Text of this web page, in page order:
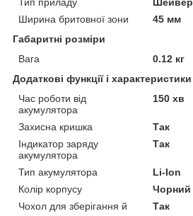
Ширина бритовної зони
45 мм
Габаритні розміри
Вага
0.12 кг
Додаткові функції і характеристики
Час роботи від
акумулятора
150 хв
Захисна кришка
Так
Індикатор заряду
акумулятора
Так
Тип акумулятора
Li-Ion
Колір корпусу
Чорний
Чохол для зберігання й
Так